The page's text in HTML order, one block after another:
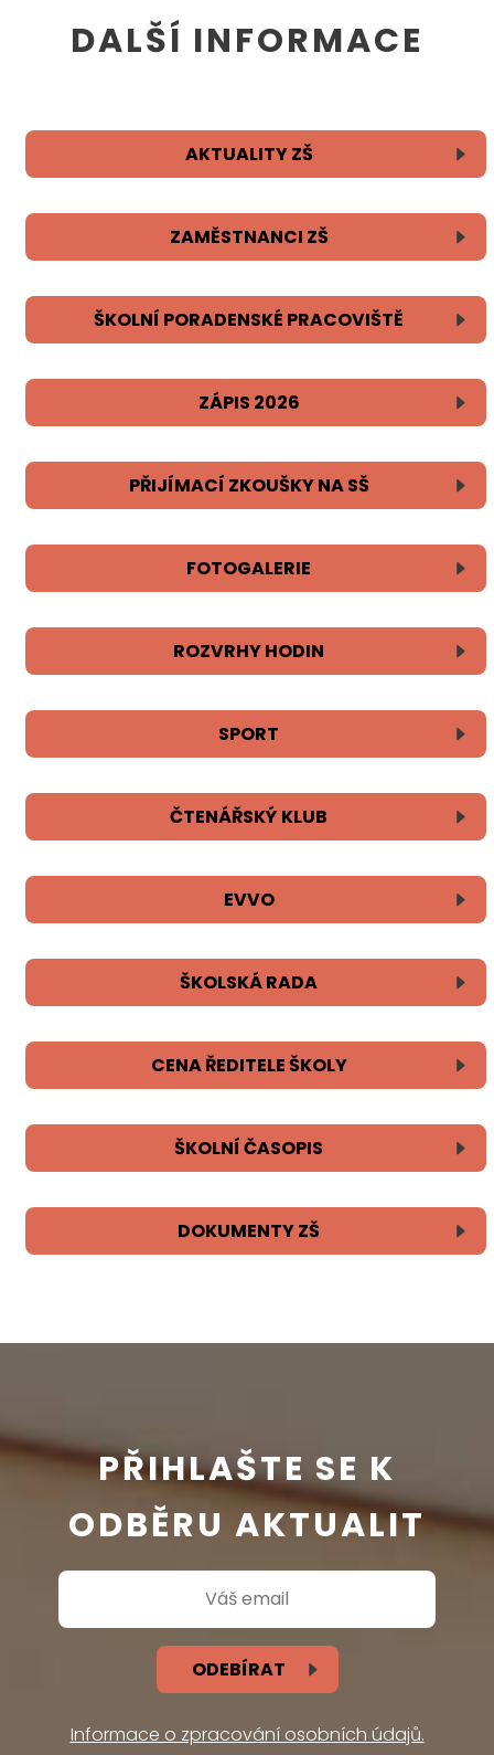
DALŠÍ INFORMACE
AKTUALITY ZŠ
ZAMĚSTNANCI ZŠ
ŠKOLNÍ PORADENSKÉ PRACOVIŠTĚ
ZÁPIS 2026
PŘIJÍMACÍ ZKOUŠKY NA SŠ
FOTOGALERIE
ROZVRHY HODIN
SPORT
ČTENÁŘSKÝ KLUB
EVVO
ŠKOLSKÁ RADA
CENA ŘEDITELE ŠKOLY
ŠKOLNÍ ČASOPIS
DOKUMENTY ZŠ
PŘIHLAŠTE SE K
ODBĚRU AKTUALIT
ODEBÍRAT
Informace o zpracování osobních údajů.